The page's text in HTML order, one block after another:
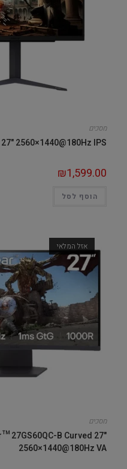
מסכים
2560×1440@180Hz IPS
₪1,599.00
הוסף לסל
אזל המלאי
מסכים
27GS60QC-B Curved 27"
2560×1440@180Hz VA